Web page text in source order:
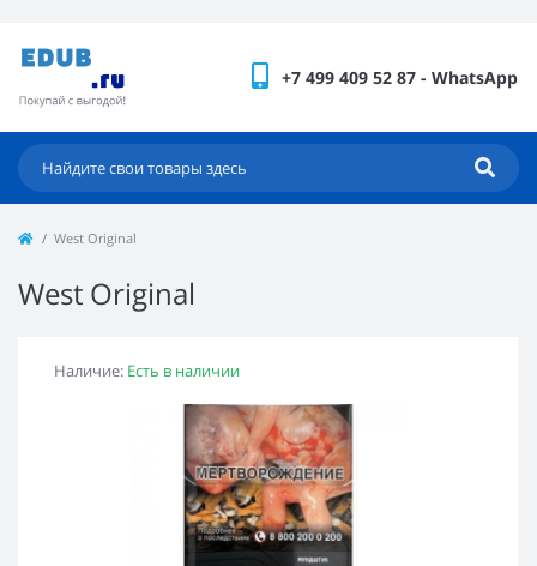
+7 499 409 52 87 - WhatsApp
West Original
West Original
Наличие: Есть в наличии